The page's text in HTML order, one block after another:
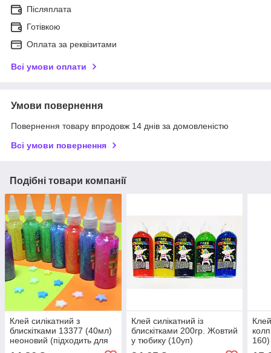
Післяплата
Готівкою
Оплата за реквізитами
Всі умови оплати
Умови повернення
Повернення товару впродовж 14 днів за домовленістю
Всі умови повернення
Подібні товари компанії
Клей силікатний з
блискітками 13377 (40мл)
неоновий (підходить для
Клей силікатний із
блискітками 200гр. Жовтий
у тюбику (10уп)
160)